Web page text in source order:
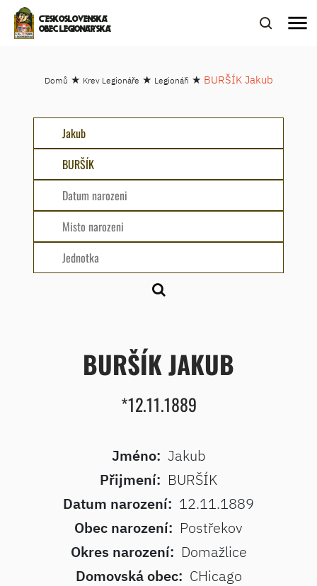
ČESKOSLOVENSKÁ
OBEC LEGIONÁŘSKÁ
menu
Domů ★ Krev Legionáře ★ Legionáři ★ BURŠÍK Jakub
BURŠÍK JAKUB
*12.11.1889
Jméno: Jakub
Přijmení: BURŠÍK
Datum narození: 12.11.1889
Obec narození: Postřekov
Okres narození: Domažlice
Domovská obec: CHicago